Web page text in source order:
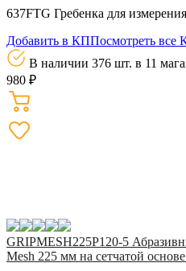
637FTG Гребенка для
Добавить в КППосмотреть все
В наличии 376 шт. в 11
980 ₽
GRIPMESH225P120-5
Mesh 225 мм на сетчатой